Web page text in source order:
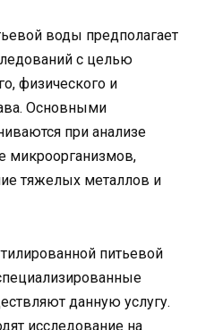
воды предполагает
с целью
физического и
Основными
при анализе
микроорганизмов,
тяжелых металлов и
питьевой
данную услугу.
исследование на